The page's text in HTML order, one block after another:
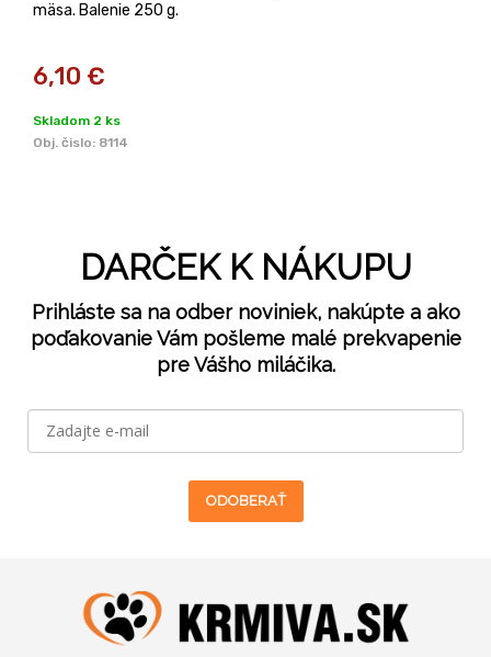
mäsa. Balenie 250 g.
6,10 €
Skladom 2 ks
Obj. čislo: 8114
DARČEK K NÁKUPU
Prihláste sa na odber noviniek, nakúpte a ako
poďakovanie Vám pošleme malé prekvapenie
pre Vášho miláčika.
ODOBERAŤ